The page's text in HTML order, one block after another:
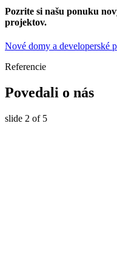
Pozrite si našu ponuku
projektov.
Nové domy a developerské
Referencie
Povedali o nás
slide 2 of 5